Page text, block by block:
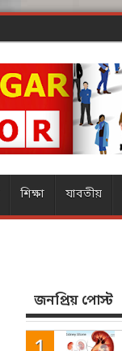
শিক্ষা যাবতীয়
জনপ্রিয় পোস্ট